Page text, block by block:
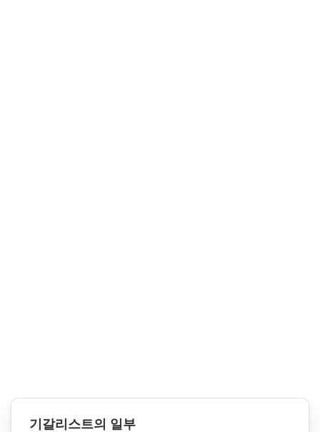
기갈리스트의 일부